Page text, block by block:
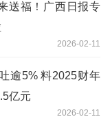
送福！广西日报专
2026-02-11
逾5% 料2025财年
亿元
2026-02-11